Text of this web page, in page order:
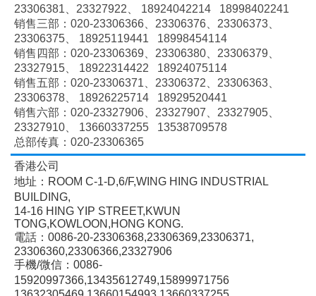
23306381、 23327922、
18924042214 18998402241
销售三部：020-23306366、 23306376、 23306373、
23306375、
18925119441 18998454114
销售四部：020-23306369、 23306380、 23306379、
23327915、
18922314422 18924075114
销售五部：020-23306371、 23306372、 23306363、
23306378、
18926225714 18929520441
销售六部：020-23327906、 23327907、 23327905、
23327910、
13660337255 13538709578
总部传真：020-23306365
香港公司
地址：ROOM C-1-D,6/F,WING HING INDUSTRIAL
BUILDING,
14-16 HING YIP STREET,KWUN
TONG,KOWLOON,HONG KONG.
電話：0086-20-23306368,23306369,23306371,
23306360,23306366,23327906
手機/微信：0086-
15920997366,13435612749,15899971756